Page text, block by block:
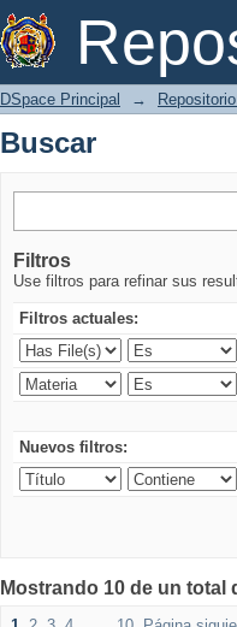
Buscar
DSpace Principal →
Buscar
Filtros
Use filtros para refinar sus
Filtros actuales:
Nuevos filtros:
Mostrando 10 de un